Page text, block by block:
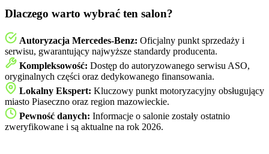
Dlaczego warto wybrać ten salon?
Autoryzacja Mercedes-Benz: Oficjalny punkt sprzedaży i
serwisu, gwarantujący najwyższe standardy producenta.
Kompleksowość: Dostęp do autoryzowanego serwisu ASO,
oryginalnych części oraz dedykowanego finansowania.
Lokalny Ekspert: Kluczowy punkt motoryzacyjny obsługujący
miasto Piaseczno oraz region mazowieckie.
Pewność danych: Informacje o salonie zostały ostatnio
zweryfikowane i są aktualne na rok 2026.